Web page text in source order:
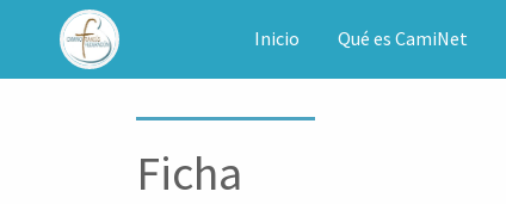
CAMINET Inicio Qué es CamiNet
Ficha